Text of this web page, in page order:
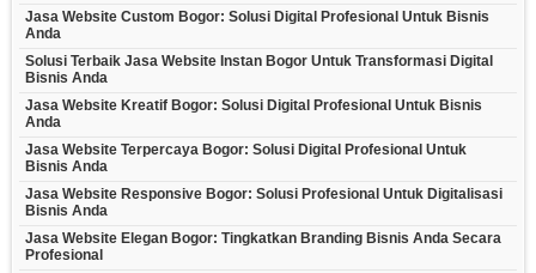
Jasa Website Custom Bogor: Solusi Digital Profesional Untuk Bisnis
Anda
Solusi Terbaik Jasa Website Instan Bogor Untuk Transformasi Digital
Bisnis Anda
Jasa Website Kreatif Bogor: Solusi Digital Profesional Untuk Bisnis
Anda
Jasa Website Terpercaya Bogor: Solusi Digital Profesional Untuk
Bisnis Anda
Jasa Website Responsive Bogor: Solusi Profesional Untuk Digitalisasi
Bisnis Anda
Jasa Website Elegan Bogor: Tingkatkan Branding Bisnis Anda Secara
Profesional